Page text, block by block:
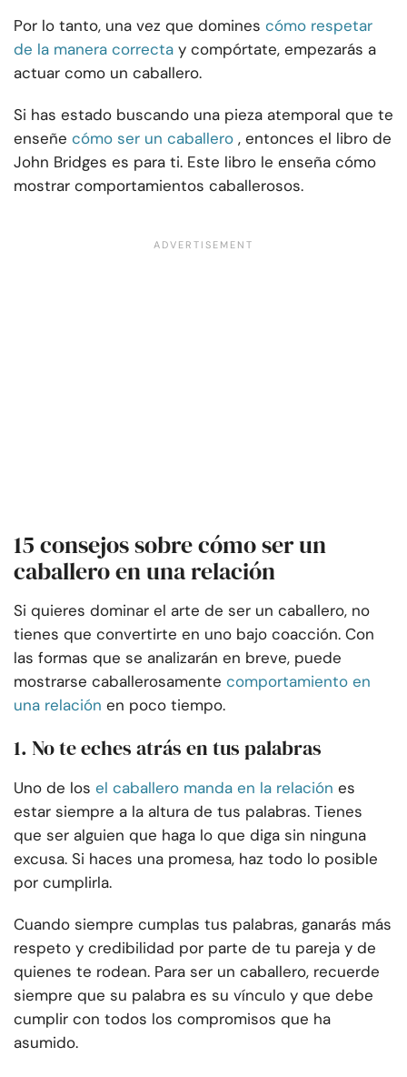
Por lo tanto, una vez que domines cómo respetar
de la manera correcta y compórtate, empezarás a
actuar como un caballero.
Si has estado buscando una pieza atemporal que te
enseñe cómo ser un caballero , entonces el libro de
John Bridges es para ti. Este libro le enseña cómo
mostrar comportamientos caballerosos.
15 consejos sobre cómo ser un
caballero en una relación
Si quieres dominar el arte de ser un caballero, no
tienes que convertirte en uno bajo coacción. Con
las formas que se analizarán en breve, puede
mostrarse caballerosamente comportamiento en
una relación en poco tiempo.
1. No te eches atrás en tus palabras
Uno de los el caballero manda en la relación es
estar siempre a la altura de tus palabras. Tienes
que ser alguien que haga lo que diga sin ninguna
excusa. Si haces una promesa, haz todo lo posible
por cumplirla.
Cuando siempre cumplas tus palabras, ganarás más
respeto y credibilidad por parte de tu pareja y de
quienes te rodean. Para ser un caballero, recuerde
siempre que su palabra es su vínculo y que debe
cumplir con todos los compromisos que ha
asumido.